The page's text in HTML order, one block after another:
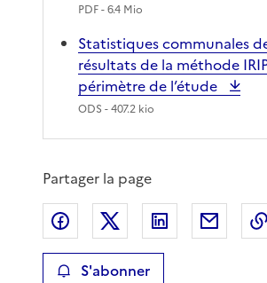
PDF- 6.4 Mio
Statistiques communales
résultats de la méthode
périmètre de l’étude
ODS - 407.2 kio
Partager la page
Partager sur Facebook
Partager sur XPartager sur
S'abonner